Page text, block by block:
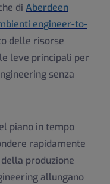
di Aberdeen
engineer-to-
delle risorse
leve principali per
senza
piano in tempo
rapidamente
produzione
allungano